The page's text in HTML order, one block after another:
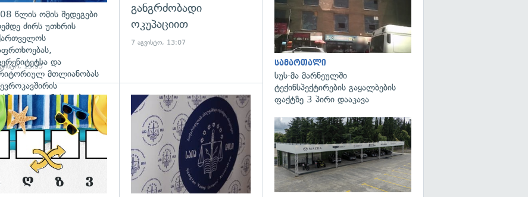
წლის ომის შედეგები
ძირს უთხრის
და
მთლიანობას
განცხადება
13:35
განგრძობადი
ოკუპაციით
7 აგვისტო, 13:07
გადახედვა
სამართალი
სუს-მა მარნეულში
ტექინსპექტირების გაყალბების
ფაქტზე 3 პირი დააკავა